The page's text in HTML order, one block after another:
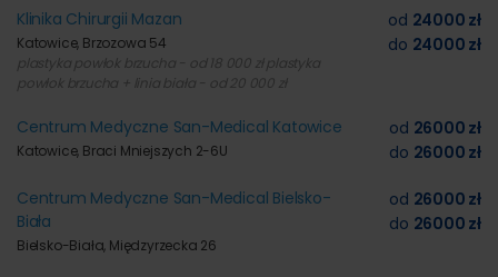
Klinika Chirurgii Mazan
Katowice, Brzozowa 54
plastyka powłok brzucha - od 18 000 zł plastyka
powłok brzucha + linia biała - od 20 000 zł
od 24000 zł
do 24000 zł
Centrum Medyczne San-Medical Katowice
Katowice, Braci Mniejszych 2-6U
od 26000 zł
do 26000 zł
Centrum Medyczne San-Medical Bielsko-
Biała
Bielsko-Biała, Międzyrzecka 26
od 26000 zł
do 26000 zł